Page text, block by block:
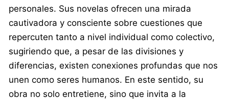
personales. Sus novelas ofrecen una mirada
cautivadora y consciente sobre cuestiones que
repercuten tanto a nivel individual como colectivo,
sugiriendo que, a pesar de las divisiones y
diferencias, existen conexiones profundas que nos
unen como seres humanos. En este sentido, su
obra no solo entretiene, sino que invita a la